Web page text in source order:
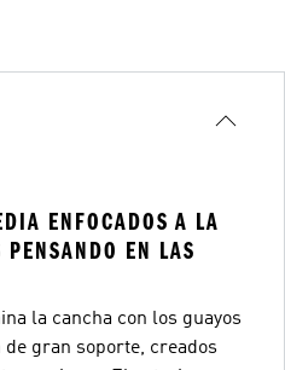
ENFOCADOS A LA
PENSANDO EN LAS
la cancha con los guayos
gran soporte, creados